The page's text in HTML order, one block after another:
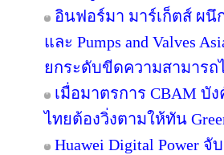
อินฟอร์มา มาร์เก็ตส์ ผนึ
และ Pumps and Valves
ยกระดับขีดความสามารถ
เมื่อมาตรการ CBAM บั
ไทยต้องวิ่งตามให้ทัน
Huawei Digital Power